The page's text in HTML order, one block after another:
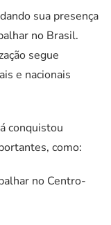
sua presença
no Brasil.
segue
e nacionais
conquistou
como:
no Centro-